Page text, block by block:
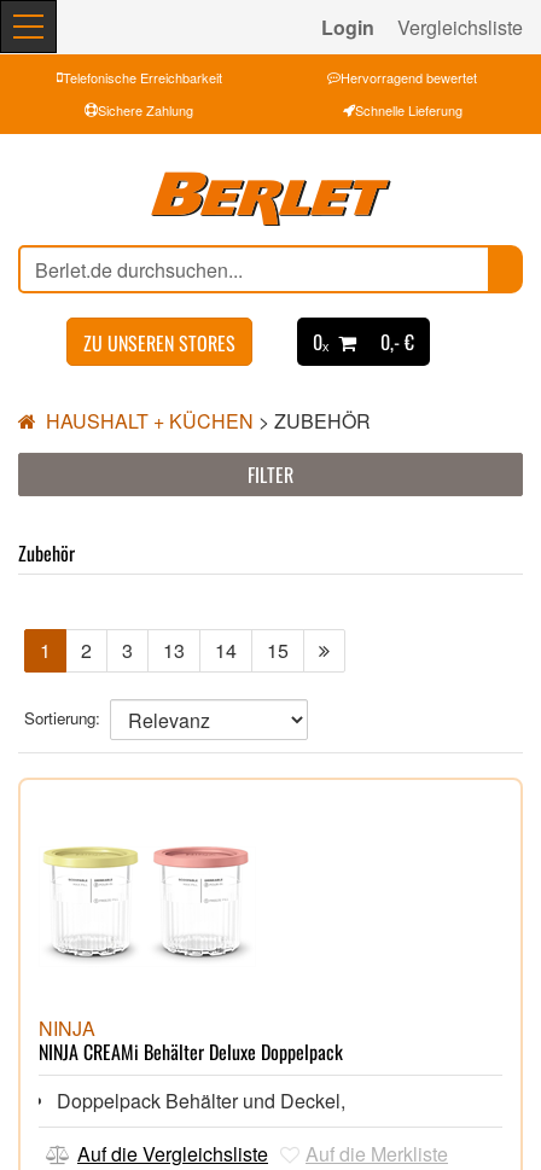
Login Vergleichsliste
Telefonische Erreichbarkeit
Hervorragend bewertet
Sichere Zahlung
Schnelle Lieferung
ZU UNSEREN STORES 0ₓ 0,- €
HAUSHALT + KÜCHEN > ZUBEHÖR
FILTER
Zubehör
1 2 3 13 14 15
Sortierung:
NINJA
NINJA CREAMi Behälter Deluxe Doppelpack
Doppelpack Behälter und Deckel,
Auf die Vergleichsliste
Auf die Merkliste